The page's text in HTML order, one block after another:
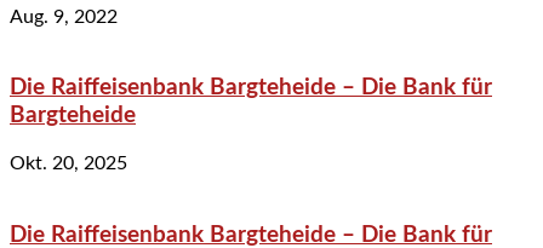
Aug. 9, 2022
Die Raiffeisenbank Bargteheide – Die Bank für
Bargteheide
Okt. 20, 2025
Die Raiffeisenbank Bargteheide – Die Bank für